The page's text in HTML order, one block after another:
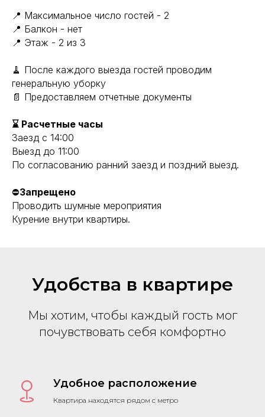
📍 Максимальное число гостей - 2
📍 Балкон - нет
📍 Этаж - 2 из 3
🧹 После каждого выезда гостей проводим
генеральную уборку
📄 Предоставляем отчетные документы
⌛ Расчетные часы
Заезд с 14:00
Выезд до 11:00
По согласованию ранний заезд и поздний выезд.
⛔Запрещено
Проводить шумные мероприятия
Курение внутри квартиры.
Удобства в квартире
Мы хотим, чтобы каждый гость мог
почувствовать себя комфортно
Удобное расположение
Квартира находятся рядом с метро